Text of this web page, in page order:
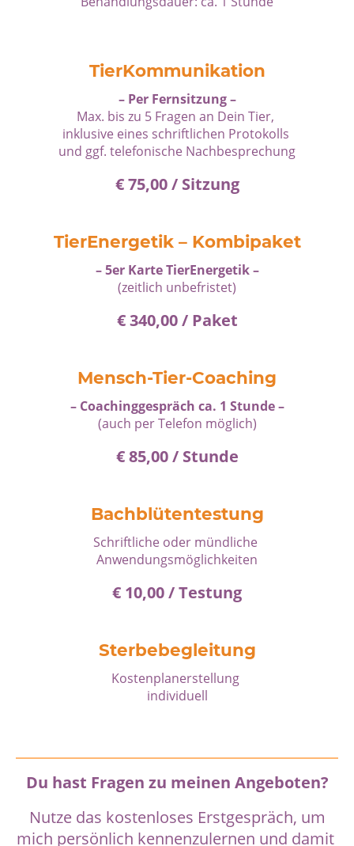
TierKommunikation
– Per Fernsitzung –
Max. bis zu 5 Fragen an Dein Tier,
inklusive eines schriftlichen Protokolls
und ggf. telefonische Nachbesprechung
€ 75,00 / Sitzung
TierEnergetik – Kombipaket
– 5er Karte TierEnergetik –
(zeitlich unbefristet)
€ 340,00 / Paket
Mensch-Tier-Coaching
– Coachinggespräch ca. 1 Stunde –
(auch per Telefon möglich)
€ 85,00 / Stunde
Bachblütentestung
Schriftliche oder mündliche
Anwendungsmöglichkeiten
€ 10,00 / Testung
Sterbebegleitung
Kostenplanerstellung
individuell
Du hast Fragen zu meinen Angeboten?
Nutze das kostenloses Erstgespräch, um
mich persönlich kennenzulernen und damit